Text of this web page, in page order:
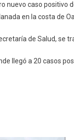
nuevo caso positivo
en la costa de
de Salud, se
llegó a 20 casos